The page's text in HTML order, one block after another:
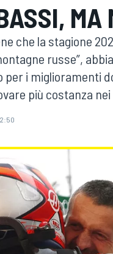
WEC
MA
che la stagione
russe”,
i miglioramenti
più costanza